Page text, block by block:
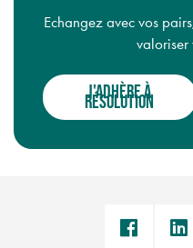
Echangez avec vos
valoriser
J'ADHÈRE À
RÉSOLUTION